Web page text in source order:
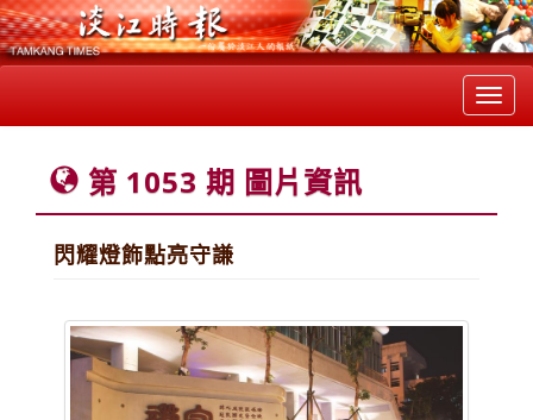
第 1053 期 圖片資訊
閃耀燈飾點亮守謙